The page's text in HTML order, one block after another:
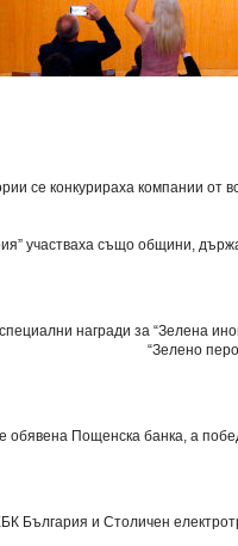
се конкурираха компании от
участваха също общини,
награди за“Зелена
“Зелено
обявена Пощенска банка, а
България и Столичен